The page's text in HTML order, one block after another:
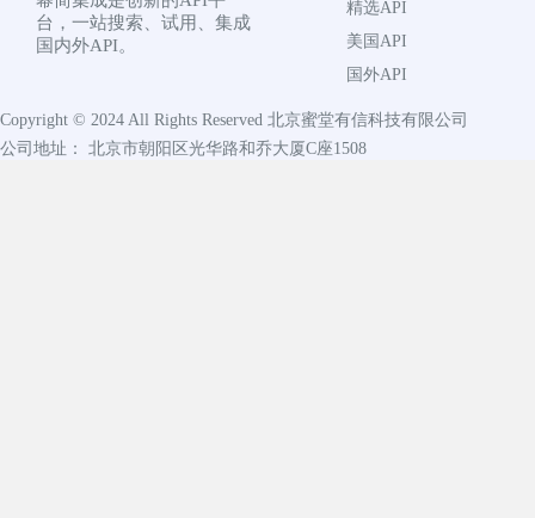
台，一站搜索、试用、集成
国内外API。
精选API
美国API
国外API
Copyright © 2024 All Rights Reserved 北京蜜堂有信科技有限公司
公司地址： 北京市朝阳区光华路和乔大厦C座1508